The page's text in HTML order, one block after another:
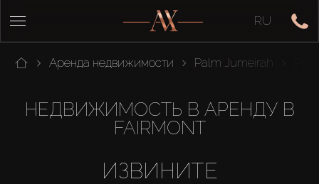
RU
Аренда недвижимости Palm Jumeirah
НЕДВИЖИМОСТЬ В АРЕНДУ В
FAIRMONT
ИЗВИНИТЕ